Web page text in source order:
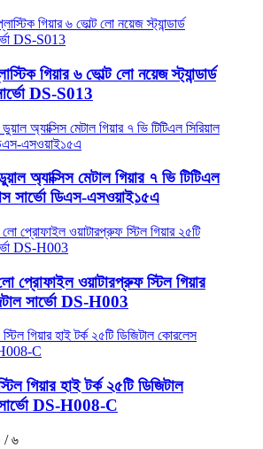
গিয়ার ৬ ভোল্ট লো নয়েজ স্ট্যান্ডার্ড
DS-S013
অ্যাক্সিস মেটাল গিয়ার ৭ ভি টিটিএল
সার্ভো ডিএস-এসওয়াই১৫এ
প্রোফাইল ওয়াটারপ্রুফ স্টিল গিয়ার
সার্ভো DS-H003
গিয়ার হাই টর্ক ২৫টি ডিজিটাল
DS-H008-C
/ ৬